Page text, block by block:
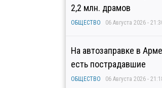
2,2 млн. драмов
ОБЩЕСТВО 06 Августа 2026 -
На автозаправке в
есть пострадавшие
ОБЩЕСТВО 06 Августа 2026 -